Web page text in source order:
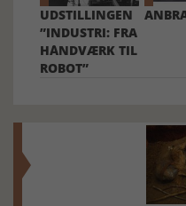
UDSTILLINGEN
”INDUSTRI: FRA
HÅNDVÆRK TIL
ROBOT”